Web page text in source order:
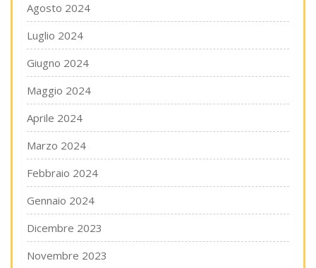
Agosto 2024
Luglio 2024
Giugno 2024
Maggio 2024
Aprile 2024
Marzo 2024
Febbraio 2024
Gennaio 2024
Dicembre 2023
Novembre 2023